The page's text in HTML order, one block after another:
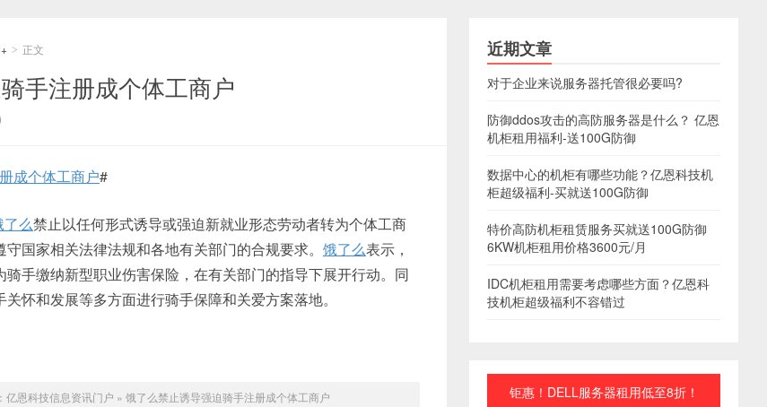
> 正文
手注册成个体工商户
成个体工商户#
了么禁止以任何形式诱导或强迫新就业形态劳动者转为个体工商
国家相关法律法规和各地有关部门的合规要求。 饿了么表示，
手缴纳新型职业伤害保险，在有关部门的指导下展开行动。同
怀和发展等多方面进行骑手保障和关爱方案落地。
亿恩科技信息资讯门户 » 饿了么禁止诱导强迫骑手注册成个体工商户
近期文章
对于企业来说服务器托管很必要吗?
防御ddos攻击的高防服务器是什么？ 亿恩
机柜租用福利-送100G防御
数据中心的机柜有哪些功能？亿恩科技机
柜超级福利-买就送100G防御
特价高防机柜租赁服务买就送100G防御
6KW机柜租用价格3600元/月
IDC机柜租用需要考虑哪些方面？亿恩科
技机柜超级福利不容错过
钜惠！DELL服务器租用低至8折！